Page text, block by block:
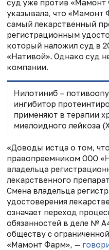
суд уже против
указывала, что «Мамонт
самый лекарственный
регистрационным
который наложил суд в
«Нативой». Однако суд
компании.
Нилотиниб –
ингибитор
применяют в терапии
миелоидного лейкоза
«Доводы истца о том,
правопреемником ООО
владельца
лекарственного
Смена владельца
удостоверения
означает переход
обязанностей в деле №
обществу с
«Мамонт Фарм», —